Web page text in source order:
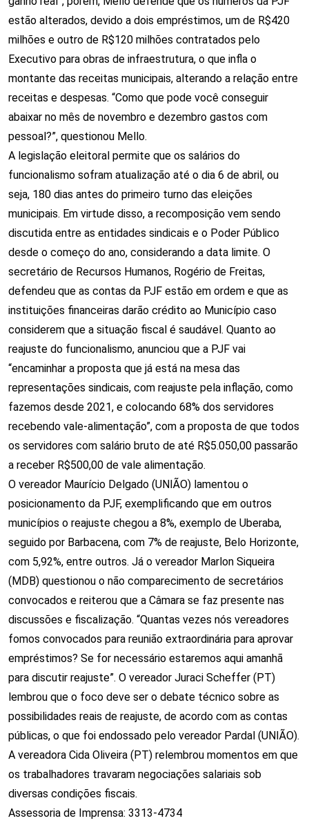
estão alterados, devido a dois empréstimos, um de R$420
milhões e outro de R$120 milhões contratados pelo
Executivo para obras de infraestrutura, o que infla o
montante das receitas municipais, alterando a relação entre
receitas e despesas. “Como que pode você conseguir
abaixar no mês de novembro e dezembro gastos com
pessoal?”, questionou Mello.
A legislação eleitoral permite que os salários do
funcionalismo sofram atualização até o dia 6 de abril, ou
seja, 180 dias antes do primeiro turno das eleições
municipais. Em virtude disso, a recomposição vem sendo
discutida entre as entidades sindicais e o Poder Público
desde o começo do ano, considerando a data limite. O
secretário de Recursos Humanos, Rogério de Freitas,
defendeu que as contas da PJF estão em ordem e que as
instituições financeiras darão crédito ao Município caso
considerem que a situação fiscal é saudável. Quanto ao
reajuste do funcionalismo, anunciou que a PJF vai
“encaminhar a proposta que já está na mesa das
representações sindicais, com reajuste pela inflação, como
fazemos desde 2021, e colocando 68% dos servidores
recebendo vale-alimentação”, com a proposta de que todos
os servidores com salário bruto de até R$5.050,00 passarão
a receber R$500,00 de vale alimentação.
O vereador Maurício Delgado (UNIÃO) lamentou o
posicionamento da PJF, exemplificando que em outros
municípios o reajuste chegou a 8%, exemplo de Uberaba,
seguido por Barbacena, com 7% de reajuste, Belo Horizonte,
com 5,92%, entre outros. Já o vereador Marlon Siqueira
(MDB) questionou o não comparecimento de secretários
convocados e reiterou que a Câmara se faz presente nas
discussões e fiscalização. “Quantas vezes nós vereadores
fomos convocados para reunião extraordinária para aprovar
empréstimos? Se for necessário estaremos aqui amanhã
para discutir reajuste”. O vereador Juraci Scheffer (PT)
lembrou que o foco deve ser o debate técnico sobre as
possibilidades reais de reajuste, de acordo com as contas
públicas, o que foi endossado pelo vereador Pardal (UNIÃO).
A vereadora Cida Oliveira (PT) relembrou momentos em que
os trabalhadores travaram negociações salariais sob
diversas condições fiscais.
Assessoria de Imprensa: 3313-4734